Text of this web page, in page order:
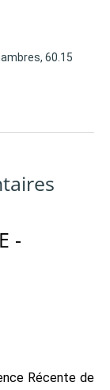
60.15
-
Récente de